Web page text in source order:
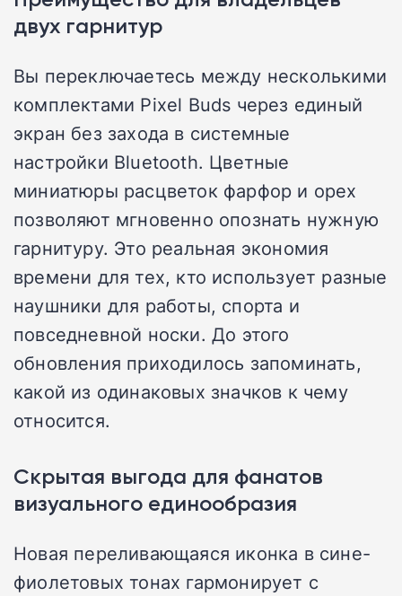
двух гарнитур
Вы переключаетесь между несколькими
комплектами Pixel Buds через единый
экран без захода в системные
настройки Bluetooth. Цветные
миниатюры расцветок фарфор и орех
позволяют мгновенно опознать нужную
гарнитуру. Это реальная экономия
времени для тех, кто использует разные
наушники для работы, спорта и
повседневной носки. До этого
обновления приходилось запоминать,
какой из одинаковых значков к чему
относится.
Скрытая выгода для фанатов
визуального единообразия
Новая переливающаяся иконка в сине-
фиолетовых тонах гармонирует с